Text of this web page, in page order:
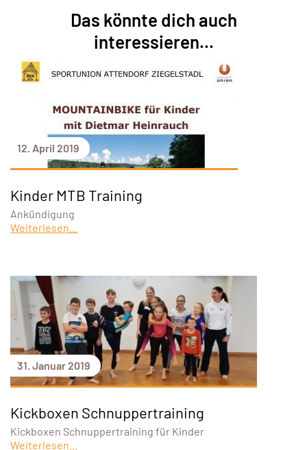
Das könnte dich auch
interessieren...
12. April 2019
Kinder MTB Training
Ankündigung
Weiterlesen...
31. Januar 2019
Kickboxen Schnuppertraining
Kickboxen Schnuppertraining für Kinder
Weiterlesen...